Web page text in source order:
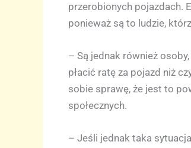
przerobionych pojazdach.
ponieważ są to ludzie,
– Są jednak również
płacić ratę za pojazd niż
sobie sprawę, że jest to
społecznych.
– Jeśli jednak taka